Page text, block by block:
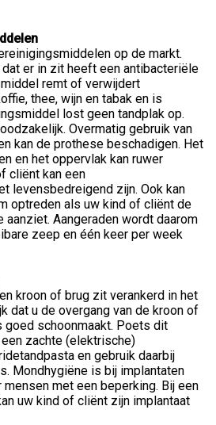
op de markt.
er in zit heeft een antibacteriële
remt of verwijdert
thee, wijn en tabak en is
lost geen tandplak op.
Overmatig gebruik van
kan de prothese beschadigen. Het
en het oppervlak kan ruwer
cliënt kan een
levensbedreigend zijn. Ook kan
optreden als uw kind of cliënt de
Aangeraden wordt daarom
zeep en één keer per week
kroon of brug zit verankerd in het
dat u de overgang van de kroon of
goed schoonmaakt. Poets dit
zachte (elektrische)
en gebruik daarbij
Mondhygiëne is bij implantaten
met een beperking. Bij een
uw kind of cliënt zijn implantaat